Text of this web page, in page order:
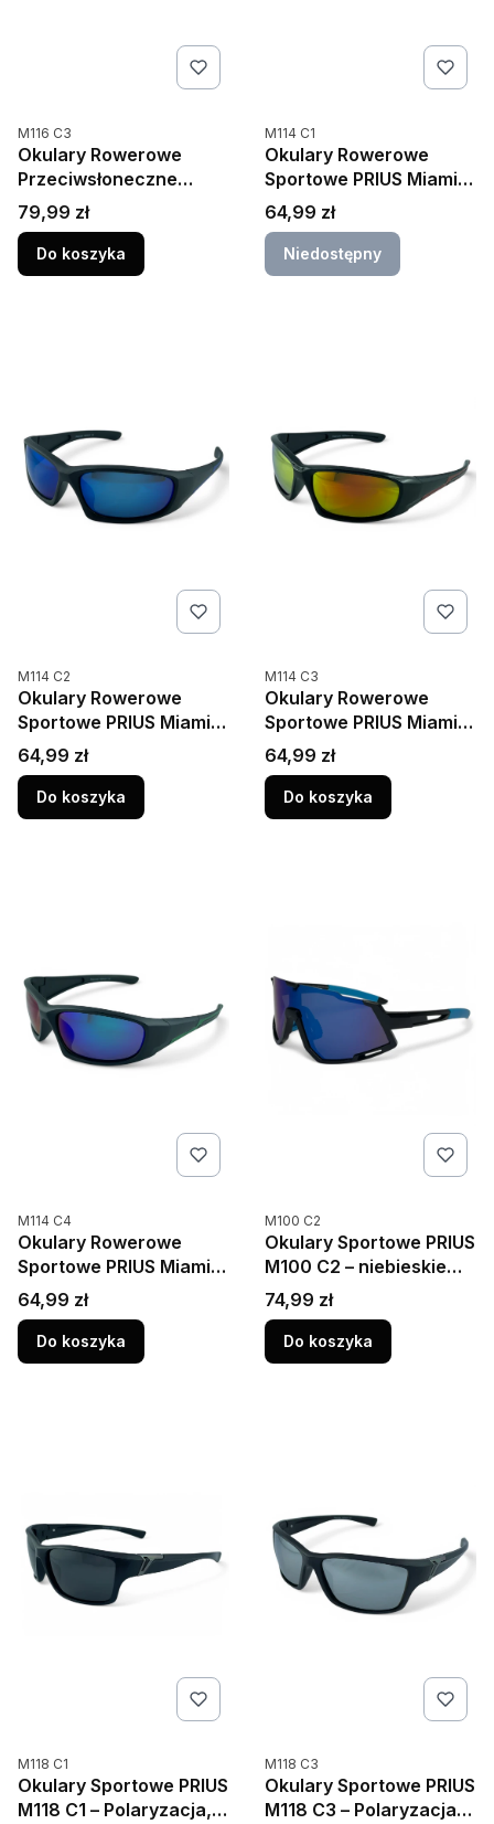
Kod produktu
M116 C3
Okulary Rowerowe
Przeciwsłoneczne
Sportowe Zestaw
Polaryzacyjne UV400
116 C3
Cena
79,99 zł
Do koszyka
Kod produktu
M114 C1
Okulary Rowerowe
Sportowe PRIUS Miami
M114 C1 – Polaryzacja,
UV400
Cena
64,99 zł
Niedostępny
Kod produktu
M114 C2
Okulary Rowerowe
Sportowe PRIUS Miami
M114 C2 – Polaryzacja,
UV400
Cena
64,99 zł
Do koszyka
Kod produktu
M114 C3
Okulary Rowerowe
Sportowe PRIUS Miami
M114 C3 – Polaryzacja,
UV400
Cena
64,99 zł
Do koszyka
Kod produktu
M114 C4
Okulary Rowerowe
Sportowe PRIUS Miami
M114C4 Polaryzacja Filtr
UV400 Maski Czarne
Niebieskie Lustrzanki
Cena
64,99 zł
Do koszyka
Kod produktu
M100 C2
Okulary Sportowe PRIUS
M100 C2 – niebieskie
lustrzanki, polaryzacja
HD
Cena
74,99 zł
Do koszyka
Kod produktu
M118 C1
Okulary Sportowe PRIUS
M118 C1 – Polaryzacja,
Kod produktu
M118 C3
Okulary Sportowe PRIUS
M118 C3 – Polaryzacja,